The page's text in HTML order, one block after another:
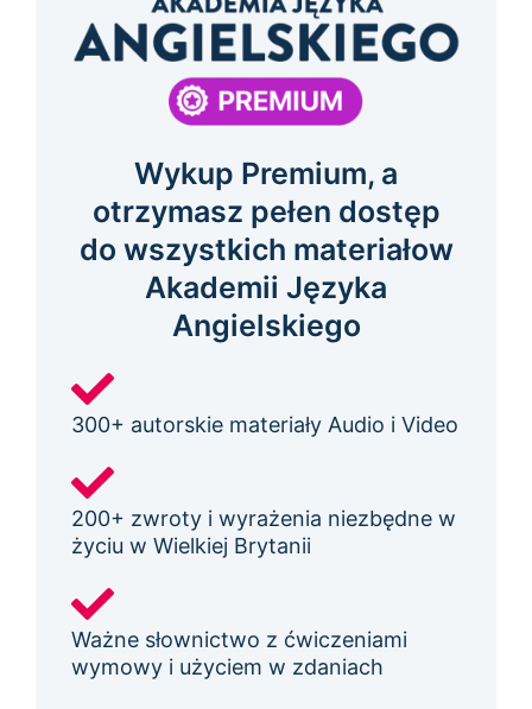
Wykup Premium, a
otrzymasz pełen dostęp
do wszystkich materiałow
Akademii Języka
Angielskiego
300+ autorskie materiały Audio i Video
200+ zwroty i wyrażenia niezbędne w
życiu w Wielkiej Brytanii
Ważne słownictwo z ćwiczeniami
wymowy i użyciem w zdaniach